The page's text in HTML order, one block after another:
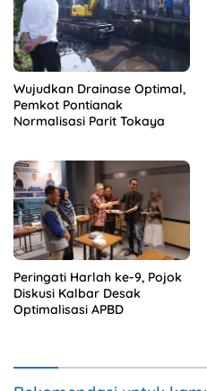
Wujudkan Drainase Optimal,
Pemkot Pontianak
Normalisasi Parit Tokaya
Peringati Harlah ke-9, Pojok
Diskusi Kalbar Desak
Optimalisasi APBD